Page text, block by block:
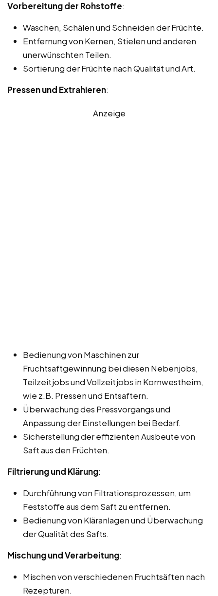
Vorbereitung der Rohstoffe:
Waschen, Schälen und Schneiden der Früchte.
Entfernung von Kernen, Stielen und anderen
unerwünschten Teilen.
Sortierung der Früchte nach Qualität und Art.
Pressen und Extrahieren:
Anzeige
Bedienung von Maschinen zur
Fruchtsaftgewinnung bei diesen Nebenjobs,
Teilzeitjobs und Vollzeitjobs in Kornwestheim,
wie z.B. Pressen und Entsaftern.
Überwachung des Pressvorgangs und
Anpassung der Einstellungen bei Bedarf.
Sicherstellung der effizienten Ausbeute von
Saft aus den Früchten.
Filtrierung und Klärung:
Durchführung von Filtrationsprozessen, um
Feststoffe aus dem Saft zu entfernen.
Bedienung von Kläranlagen und Überwachung
der Qualität des Safts.
Mischung und Verarbeitung:
Mischen von verschiedenen Fruchtsäften nach
Rezepturen.